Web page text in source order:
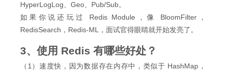
HyperLogLog、Geo、Pub/Sub。
如果你说还玩过 Redis Module，像 BloomFilter，
RedisSearch，Redis-ML，面试官得眼睛就开始发亮了。
3、使用 Redis 有哪些好处？
（1）速度快，因为数据存在内存中，类似于 HashMap，